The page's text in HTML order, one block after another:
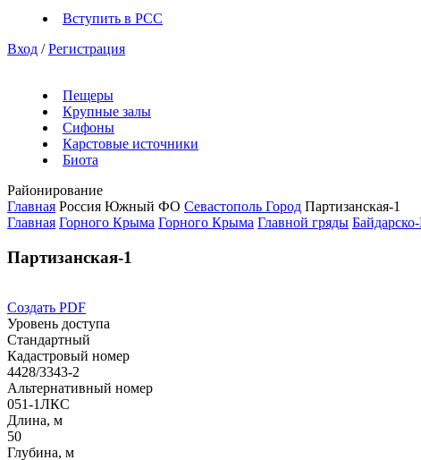
Вступить в РСС
Вход / Регистрация
Пещеры
Крупные залы
Сифоны
Карстовые источники
Биота
Районирование
Главная Россия Южный ФО Севастополь Город Партизанская-1
Главная Горного Крыма Горного Крыма Главной гряды
Партизанская-1
Создать PDF
Уровень доступа
Стандартный
Кадастровый номер
4428/3343-2
Альтернативный номер
051-1ЛКС
Длина, м
50
Глубина, м